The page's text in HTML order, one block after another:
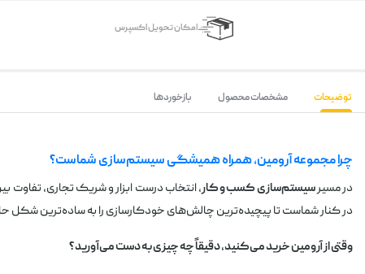
اﻣﮑﺎن ﺗﺤﻮﯾﻞ اﮐﺴﭙﺮس
توضیحات مشخصات محصول بازخوردها
چرا مجموعه آرومین، همراه همیشگی سیستم‌سازی شماست؟
در مسیرسیستم‌سازی کسب و کار، انتخاب درست ابزار و شریک تجاری،
در کنار شماست تا پیچیده‌ترین چالش‌های خودکارسازی را به ساده‌ترین شکل
وقتی از آرومین خرید می‌کنید، دقیقاً چه چیزی به دست می‌آورید؟